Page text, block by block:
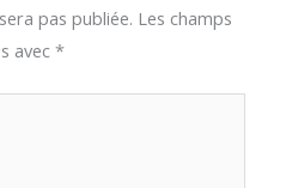
pas publiée. Les champs
avec*